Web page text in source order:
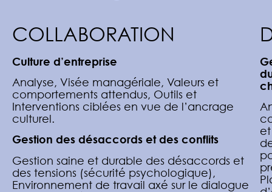
COLLABORATION
Culture d’entreprise
Analyse, Visée managériale, Valeurs et
comportements attendus, Outils et
Interventions ciblées en vue de l’ancrage
culturel.
Gestion des désaccords et des conflits
Gestion saine et durable des désaccords et
des tensions (sécurité psychologique),
Environnement de travail axé sur le dialogue
et